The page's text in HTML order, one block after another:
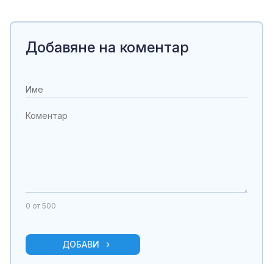
Добавяне на коментар
0 от 500
ДОБАВИ